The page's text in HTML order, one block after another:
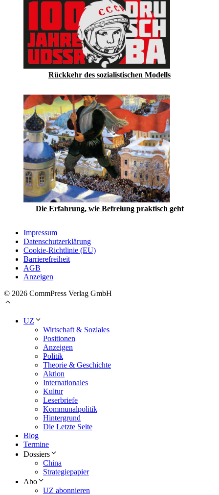
Rückkehr des sozialistischen Modells
Die Erfahrung, wie Befreiung praktisch geht
Impressum
Datenschutzerklärung
Cookie-Richtlinie (EU)
Barrierefreiheit
AGB
Anzeigen
© 2026 CommPress Verlag GmbH
UZ
Wirtschaft & Soziales
Positionen
Anzeigen
Politik
Theorie & Geschichte
Aktion
Internationales
Kultur
Leserbriefe
Kommunalpolitik
Hintergrund
Die Letzte Seite
Blog
Termine
Dossiers
China
Strategiepapier
Abo
UZ abonnieren